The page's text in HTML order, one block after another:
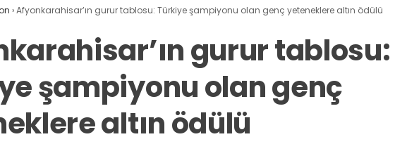
›Afyonkarahisar’ın gurur tablosu: Türkiye şampiyonu olan genç yeteneklere altın ödülü
gurur tablosu:
şampiyonu olan genç
altın ödülü